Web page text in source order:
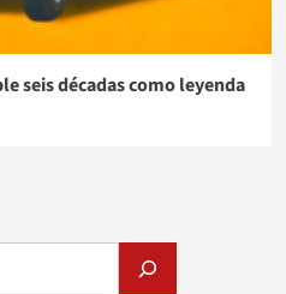
seis décadas como leyenda